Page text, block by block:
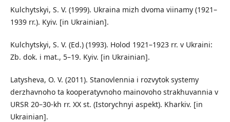
Kulchytskyi, S. V. (1999). Ukraina mizh dvoma viinamy (1921–
1939 rr.). Kyiv. [in Ukrainian].
Kulchytskyi, S. V. (Ed.) (1993). Holod 1921–1923 rr. v Ukraini:
Zb. dok. i mat., 5–19. Kyiv. [in Ukrainian].
Latysheva, O. V. (2011). Stanovlennia i rozvytok systemy
derzhavnoho ta kooperatyvnoho mainovoho strakhuvannia v
URSR 20–30-kh rr. XX st. (Istorychnyi aspekt). Kharkiv. [in
Ukrainian].